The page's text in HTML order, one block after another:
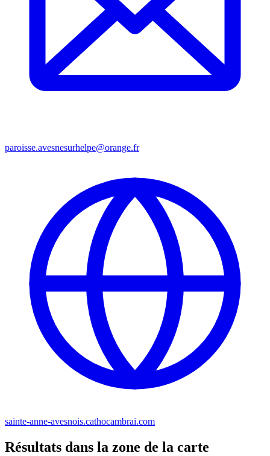
paroisse.avesnesurhelpe@orange.fr
sainte-anne-avesnois.cathocambrai.com
Résultats dans la zone de la carte